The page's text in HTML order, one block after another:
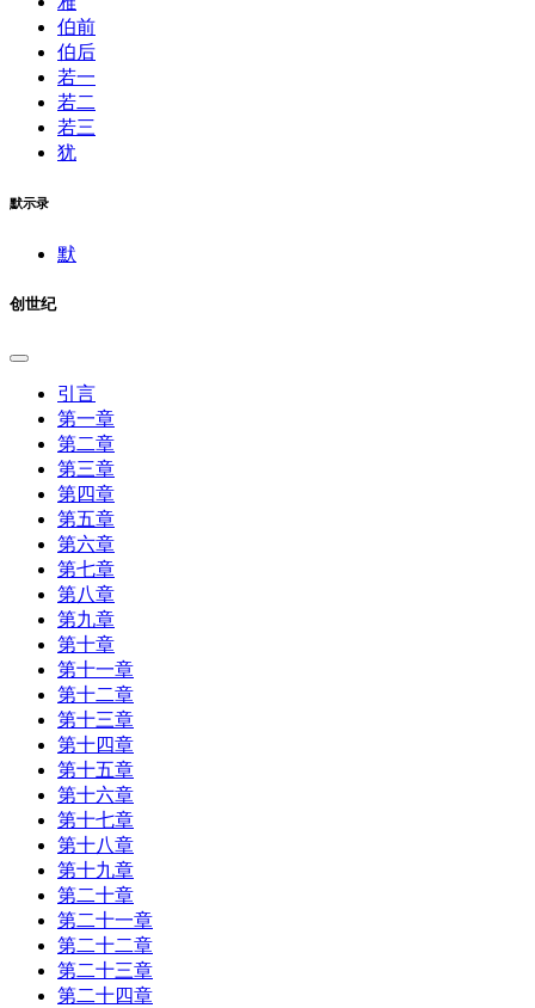
伯前
伯后
若一
若二
若三
犹
默示录
默
创世纪
引言
第一章
第二章
第三章
第四章
第五章
第六章
第七章
第八章
第九章
第十章
第十一章
第十二章
第十三章
第十四章
第十五章
第十六章
第十七章
第十八章
第十九章
第二十章
第二十一章
第二十二章
第二十三章
第二十四章